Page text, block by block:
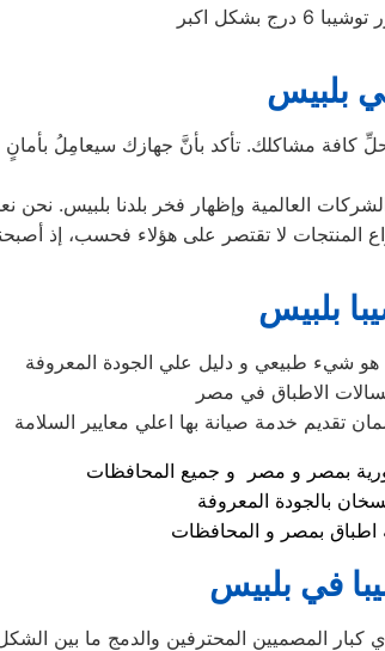
بلبيس
كافة مشاكلك. تأكد بأنَّ جهازك سيعامِلُ
العالمية وإظهار فخر بلدنا بلبيس. نحن
الأمامي والتحميل العلوي، بالإضافة إلى غسالات 7 كيلو و 10 كيلو و 14 كيلو. جميع أنواع
بلبيس
هو شيء طبيعي و دليل علي الجودة المعروفة
الاطباق في مصر
بالجودة المعروفة
في بلبيس
كبار المصميين المحترفين والدمج ما بين